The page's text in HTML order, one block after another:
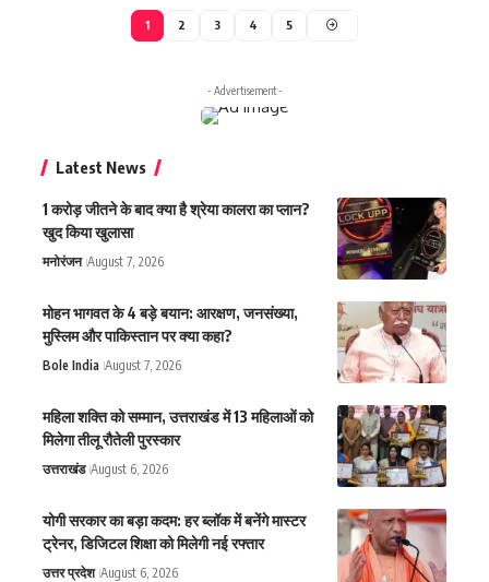
1 2 3 4 5
- Advertisement -
Latest News
1 करोड़ जीतने के बाद क्या है श्रेया कालरा का प्लान?
खुद किया खुलासा
मनोरंजन August 7, 2026
मोहन भागवत के 4 बड़े बयान: आरक्षण, जनसंख्या,
मुस्लिम और पाकिस्तान पर क्या कहा?
Bole India August 7, 2026
महिला शक्ति को सम्मान, उत्तराखंड में 13 महिलाओं को
मिलेगा तीलू रौतेली पुरस्कार
उत्तराखंड August 6, 2026
योगी सरकार का बड़ा कदम: हर ब्लॉक में बनेंगे मास्टर
ट्रेनर, डिजिटल शिक्षा को मिलेगी नई रफ्तार
उत्तर प्रदेश August 6, 2026